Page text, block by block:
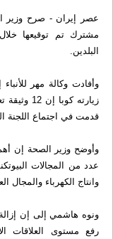
مشترك تم توقيعها خلال
البلدين.
وأفادت وكالة مهر
قدمت في اجتماع اللجنة
وأوضح وزير الصحة إن أهم
عدد من المجالات
وانتاج الكهرباء والمجال
ونوه هاشمي إلى إن
رفع مستوى العلاقات